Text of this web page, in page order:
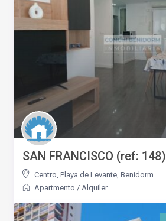
SAN FRANCISCO (ref: 148)
Centro ,Playa de Levante ,Benidorm
Apartmento / Alquiler